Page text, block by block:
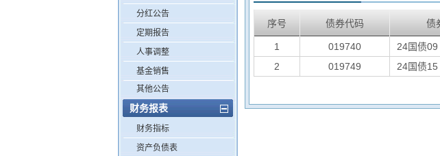
分红公告
定期报告
人事调整
基金销售
其他公告
财务报表
财务指标
资产负债表
序号 债券代码 债
1 019740 24国债09
2
019749 24国债15